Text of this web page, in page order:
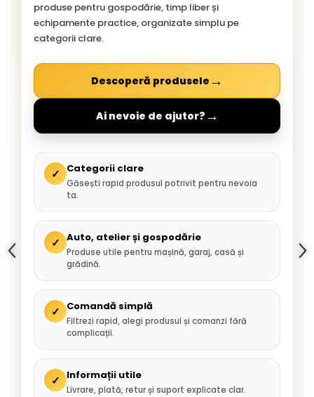
produse pentru gospodărie, timp liber și
echipamente practice, organizate simplu pe
categorii clare.
Descoperă produsele →
Ai nevoie de ajutor? →
✓ Categorii clare
Găsești rapid produsul potrivit pentru nevoia
ta.
✓ Auto, atelier și gospodărie
Produse utile pentru mașină, garaj, casă și
grădină.
✓ Comandă simplă
Filtrezi rapid, alegi produsul și comanzi fără
complicații.
✓ Informații utile
Livrare, plată, retur și suport explicate clar.